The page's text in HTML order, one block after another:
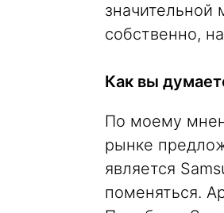
значительной
собственно,
Как вы
По моему
рынке
является
поменяться.